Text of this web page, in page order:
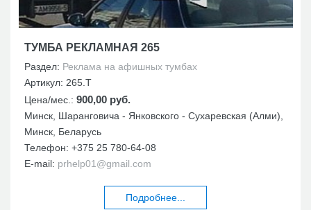
ТУМБА РЕКЛАМНАЯ 265
Раздел: Реклама на афишных тумбах
Артикул: 265.Т
Цена/мес.: 900,00 руб.
Минск, Шаранговича - Янковского - Сухаревская (Алми),
Минск, Беларусь
Телефон: +375 25 780-64-08
E-mail: prhelp01@gmail.com
Подробнее...